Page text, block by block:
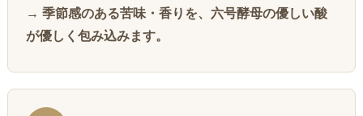
→ 季節感のある苦味・香りを、六号酵母の優しい酸
が優しく包み込みます。